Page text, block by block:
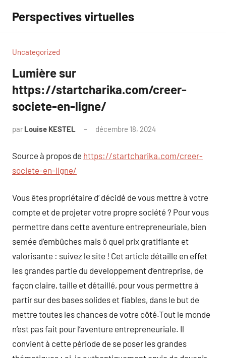
contenu
Perspectives virtuelles
Uncategorized
Lumière sur
https://startcharika.com/creer-
societe-en-ligne/
par Louise KESTEL décembre 18, 2024
Source à propos de https://startcharika.com/creer-
societe-en-ligne/
Vous êtes propriétaire d’ décidé de vous mettre à votre
compte et de projeter votre propre société ? Pour vous
permettre dans cette aventure entrepreneuriale, bien
semée d’embûches mais ô quel prix gratifiante et
valorisante : suivez le site ! Cet article détaille en effet
les grandes partie du developpement d’entreprise, de
façon claire, taille et détaillé, pour vous permettre à
partir sur des bases solides et fiables, dans le but de
mettre toutes les chances de votre côté.Tout le monde
n’est pas fait pour l’aventure entrepreneuriale. Il
convient à cette période de se poser les grandes